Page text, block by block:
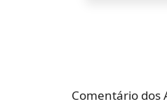
Comentário dos